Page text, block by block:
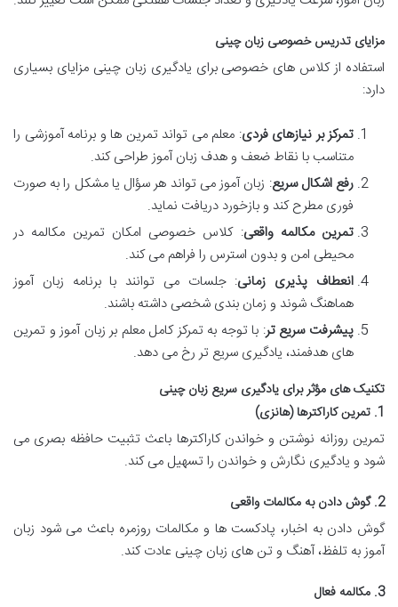
مزایای تدریس خصوصی زبان چینی
استفاده از کلاس های خصوصی برای یادگیری زبان چینی مزایای بسیاری
دارد:
تمرکز بر نیازهای فردی: معلم می تواند تمرین ها و برنامه آموزشی را
متناسب با نقاط ضعف و هدف زبان آموز طراحی کند.
رفع اشکال سریع: زبان آموز می تواند هر سؤال یا مشکل را به صورت
فوری مطرح کند و بازخورد دریافت نماید.
تمرین مکالمه واقعی: کلاس خصوصی امکان تمرین مکالمه در
محیطی امن و بدون استرس را فراهم می کند.
انعطاف پذیری زمانی: جلسات می توانند با برنامه زبان آموز
هماهنگ شوند و زمان بندی شخصی داشته باشند.
پیشرفت سریع تر: با توجه به تمرکز کامل معلم بر زبان آموز و تمرین
های هدفمند، یادگیری سریع تر رخ می دهد.
تکنیک های مؤثر برای یادگیری سریع زبان چینی
1. تمرین کاراکترها (هانزی)
تمرین روزانه نوشتن و خواندن کاراکترها باعث تثبیت حافظه بصری می
شود و یادگیری نگارش و خواندن را تسهیل می کند.
2. گوش دادن به مکالمات واقعی
گوش دادن به اخبار، پادکست ها و مکالمات روزمره باعث می شود زبان
آموز به تلفظ، آهنگ و تن های زبان چینی عادت کند.
3. مکالمه فعال